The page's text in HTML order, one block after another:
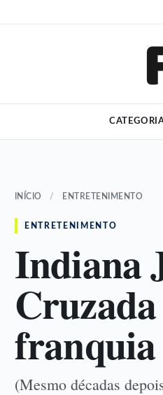
INÍCIO / ENTRETENIMENTO
ENTRETENIMENTO
Indiana
franquia
(Mesmo décadas